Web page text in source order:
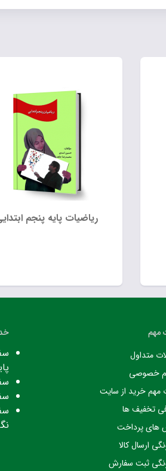
ریاضیات پایه پنجم
مهم
متداول
خصوصی
مهم خرید از سایت
تخفیف ها
های پرداخت
ارسال کالا
ثبت سفارش